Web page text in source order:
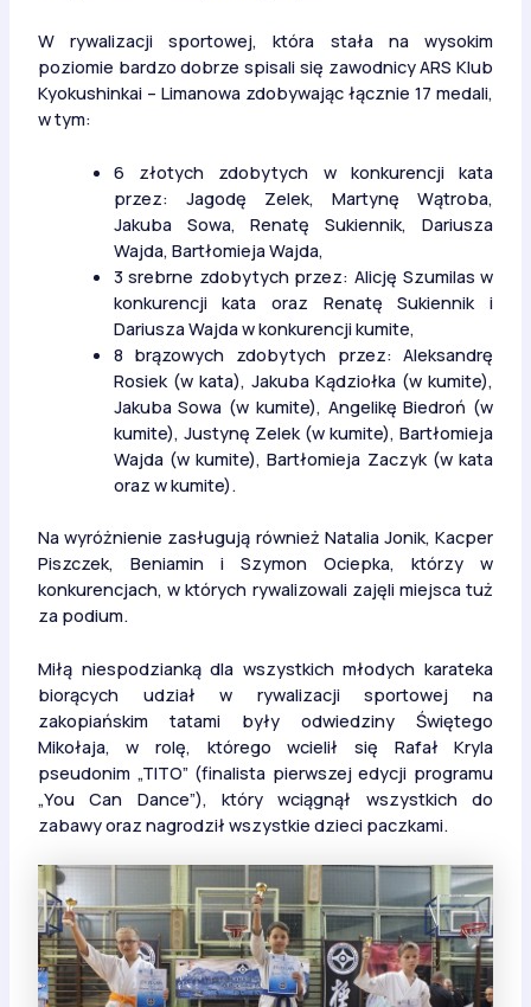
W rywalizacji sportowej, która stała na wysokim
poziomie bardzo dobrze spisali się zawodnicy ARS Klub
Kyokushinkai – Limanowa zdobywając łącznie 17 medali,
w tym:
6 złotych zdobytych w konkurencji kata
przez: Jagodę Zelek, Martynę Wątroba,
Jakuba Sowa, Renatę Sukiennik, Dariusza
Wajda, Bartłomieja Wajda,
3 srebrne zdobytych przez: Alicję Szumilas w
konkurencji kata oraz Renatę Sukiennik i
Dariusza Wajda w konkurencji kumite,
8 brązowych zdobytych przez: Aleksandrę
Rosiek (w kata), Jakuba Kądziołka (w kumite),
Jakuba Sowa (w kumite), Angelikę Biedroń (w
kumite), Justynę Zelek (w kumite), Bartłomieja
Wajda (w kumite), Bartłomieja Zaczyk (w kata
oraz w kumite).
Na wyróżnienie zasługują również Natalia Jonik, Kacper
Piszczek, Beniamin i Szymon Ociepka, którzy w
konkurencjach, w których rywalizowali zajęli miejsca tuż
za podium.
Miłą niespodzianką dla wszystkich młodych karateka
biorących udział w rywalizacji sportowej na
zakopiańskim tatami były odwiedziny Świętego
Mikołaja, w rolę, którego wcielił się Rafał Kryla
pseudonim „TITO” (finalista pierwszej edycji programu
„You Can Dance”), który wciągnął wszystkich do
zabawy oraz nagrodził wszystkie dzieci paczkami.